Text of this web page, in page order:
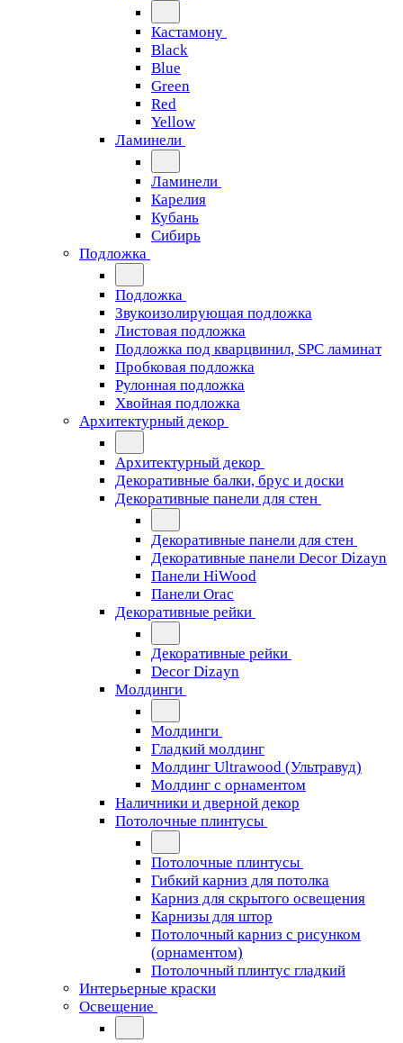
Кастамону
Black
Blue
Green
Red
Yellow
Ламинели
Ламинели
Карелия
Кубань
Сибирь
Подложка
Подложка
Звукоизолирующая подложка
Листовая подложка
Подложка под кварцвинил, SPC ламинат
Пробковая подложка
Рулонная подложка
Хвойная подложка
Архитектурный декор
Архитектурный декор
Декоративные балки, брус и доски
Декоративные панели для стен
Декоративные панели для стен
Декоративные панели Decor Dizayn
Панели HiWood
Панели Orac
Декоративные рейки
Декоративные рейки
Decor Dizayn
Молдинги
Молдинги
Гладкий молдинг
Молдинг Ultrawood (Ультравуд)
Молдинг с орнаментом
Наличники и дверной декор
Потолочные плинтусы
Потолочные плинтусы
Гибкий карниз для потолка
Карниз для скрытого освещения
Карнизы для штор
Потолочный карниз с рисунком
(орнаментом)
Потолочный плинтус гладкий
Интерьерные краски
Освещение